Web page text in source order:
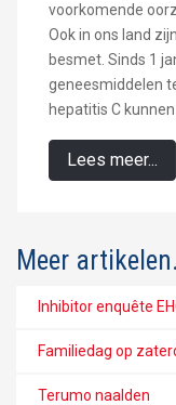
voorkomende
Ook in ons land
besmet. Sinds 1
geneesmiddelen
hepatitis C
Lees meer...
Meer
Inhibitor enquête
Familiedag op
Terumo naalden